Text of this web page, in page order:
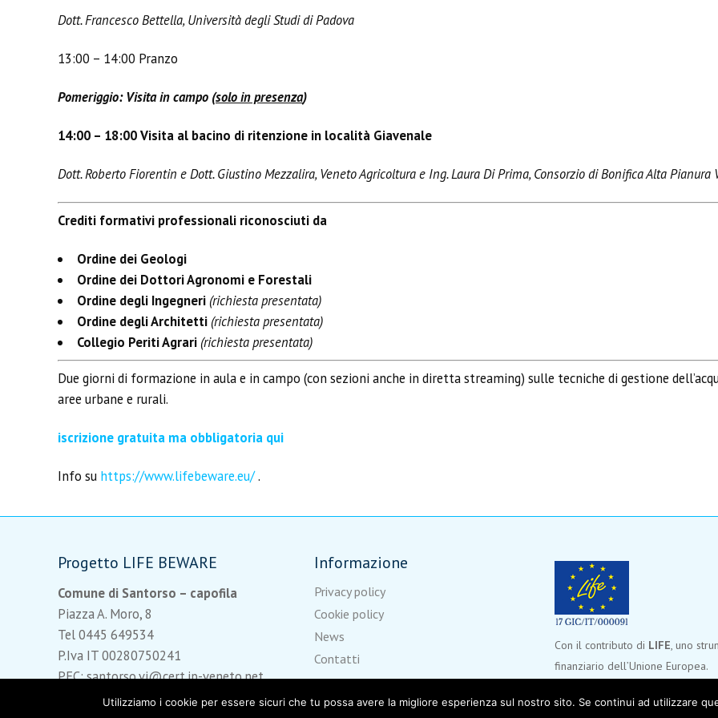
Dott. Francesco Bettella, Università degli Studi di Padova
13:00 – 14:00 Pranzo
Pomeriggio: Visita in campo (solo in presenza)
14:00 – 18:00 Visita al bacino di ritenzione in località Giavenale
Dott. Roberto Fiorentin e Dott. Giustino Mezzalira, Veneto Agricoltura e Ing. Laura Di Prima, Consorzio di Bonifica Alta Pianura
Crediti formativi professionali riconosciuti da
Ordine dei Geologi
Ordine dei Dottori Agronomi e Forestali
Ordine degli Ingegneri (richiesta presentata)
Ordine degli Architetti (richiesta presentata)
Collegio Periti Agrari (richiesta presentata)
Due giorni di formazione in aula e in campo (con sezioni anche in diretta streaming) sulle tecniche di gestione
aree urbane e rurali.
iscrizione gratuita ma obbligatoria qui
Info su https://www.lifebeware.eu/.
Progetto LIFE BEWARE
Comune di Santorso – capofila
Piazza A. Moro, 8
Tel 0445 649534
P.Iva IT 00280750241
PEC: santorso.vi@cert.ip-veneto.net
Informazione
Privacy policy
Cookie policy
News
Contatti
Con il contributo di LIFE, uno
finanziario dell’Unione Europea.
Utilizziamo i cookie per essere sicuri che tu possa avere la migliore esperienza sul nostro sito. Se continui ad utilizzare